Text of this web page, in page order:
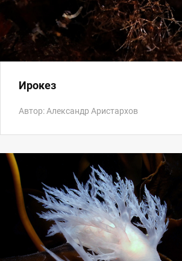
Ирокез
Автор: Александр Аристархов